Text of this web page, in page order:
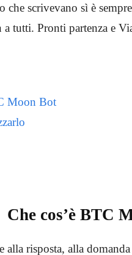
che scrivevano sì è
tutti. Pronti partenza e
Moon Bot
Che cos’è BTC
alla risposta, alla